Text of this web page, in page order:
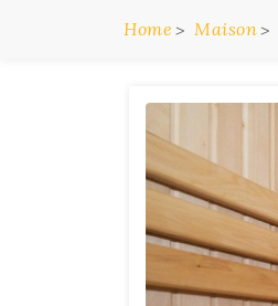
Home Maison